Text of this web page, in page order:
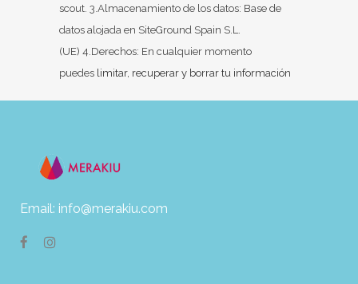
scout. 3.Almacenamiento de los datos: Base de
datos alojada en SiteGround Spain S.L.
(UE) 4.Derechos: En cualquier momento
puedes limitar, recuperar y borrar tu información
Email: info@merakiu.com